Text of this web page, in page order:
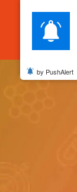
主頁
by PushAlert